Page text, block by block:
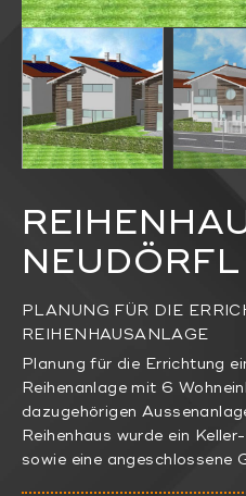
NEUDÖRFL
PLANUNG FÜR DIE
REIHENHAUSANLAGE
Planung für die Errichtung
Reihenanlage mit 6
dazugehörigen
Reihenhaus wurde ein
sowie eine angeschlossene